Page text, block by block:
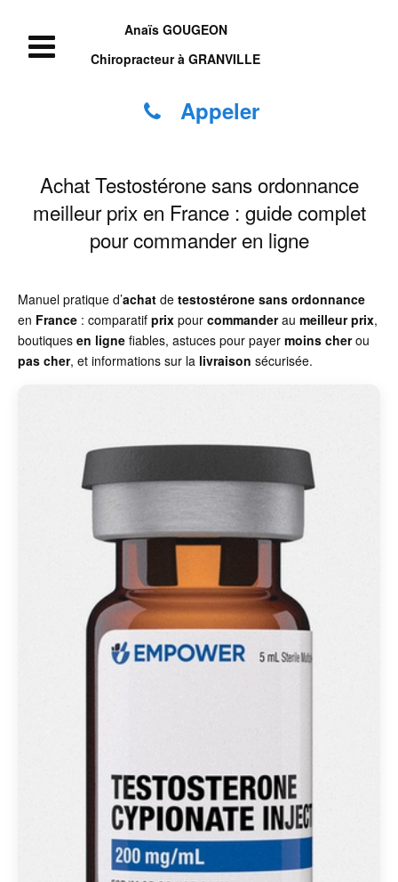
Anaïs GOUGEON
Chiropracteur à GRANVILLE
Appeler
Achat Testostérone sans ordonnance
meilleur prix en France : guide complet
pour commander en ligne
Manuel pratique d’achat de testostérone sans ordonnance
en France : comparatif prix pour commanderau meilleur prix,
boutiques en ligne fiables, astuces pour payer moins cherou
pas cher, et informations sur la livraison sécurisée.